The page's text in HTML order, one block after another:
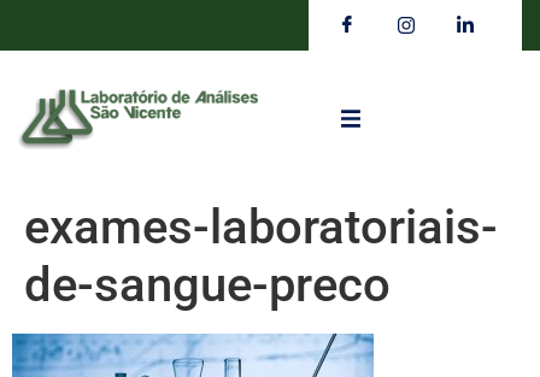
exames-laboratoriais-
de-sangue-preco